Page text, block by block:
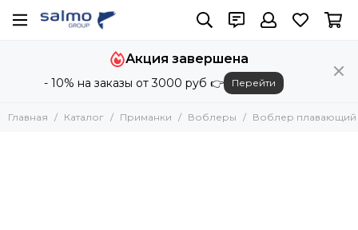
Приманки
Блесны
Вертикальные приманки
- 10% на заказы от 3000 руб 👉
Акция завершена
Перейти
Главная Каталог Приманки Воблеры Воблер плавающий